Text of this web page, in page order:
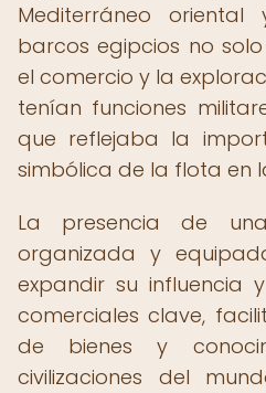
Mediterráneo
barcos egipcios no
el comercio y la
tenían funciones
que reflejaba la
simbólica de la flota en
La presencia de
organizada y
expandir su influencia
comerciales clave,
de bienes y
civilizaciones del